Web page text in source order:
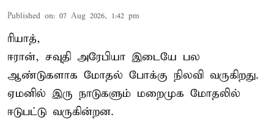
Published on: 07 Aug 2026, 1:42 pm
ரியாத்,
ஈரான், சவுதி அரேபியா இடையே பல
ஆண்டுகளாக மோதல் போக்கு நிலவி வருகிறது.
ஏமனில் இரு நாடுகளும் மறைமுக மோதலில்
ஈடுபட்டு வருகின்றன.